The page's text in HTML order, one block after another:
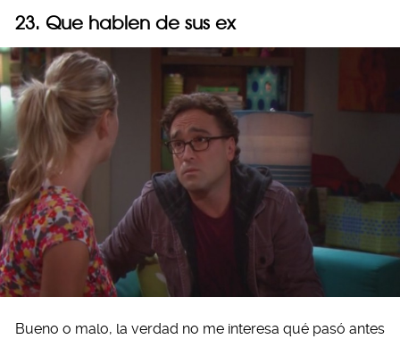
23. Que hablen de sus ex
Bueno o malo, la verdad no me interesa qué pasó antes